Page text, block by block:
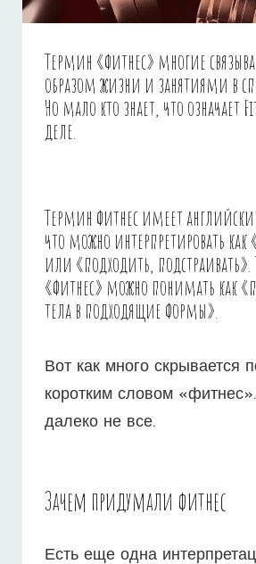
Термин «фитнес» многие
образом жизни и занятиями в
Но мало кто знает, что означает
деле.
Термин фитнес имеет
что можно интерпретировать
или «подходить,
«фитнес» можно понимать как
тела в подходящие формы».
Вот как много скрывается
коротким словом
далеко не все.
Зачем придумали фитнес
Есть еще одна